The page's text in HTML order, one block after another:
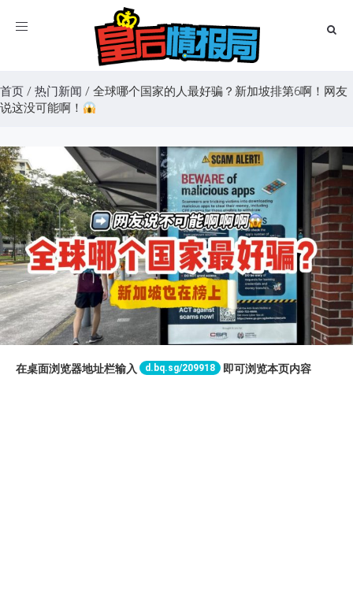
Toggle
首页 / 热门新闻 / 全球哪个国家的人最好骗？新加坡排第6啊！网友
说这没可能啊！
在桌面浏览器地址栏输入 d.bq.sg/209918 即可浏览本页内容